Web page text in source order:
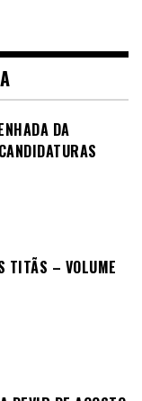
DA
TITÃS – VOLUME